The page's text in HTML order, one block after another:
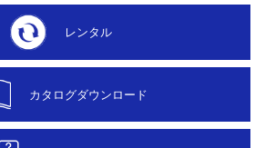
レンタル
カタログダウンロード